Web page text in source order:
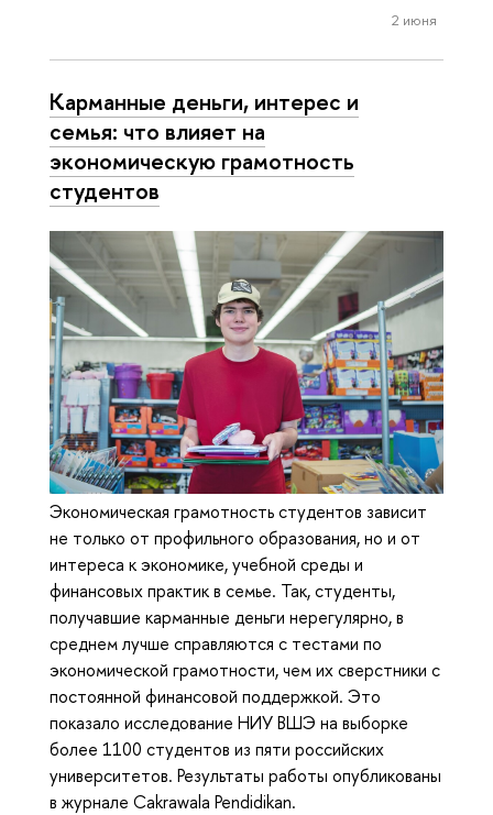
2 июня
Карманные деньги, интерес и
семья: что влияет на
экономическую грамотность
студентов
Экономическая грамотность студентов зависит
не только от профильного образования, но и от
интереса к экономике, учебной среды и
финансовых практик в семье. Так, студенты,
получавшие карманные деньги нерегулярно, в
среднем лучше справляются с тестами по
экономической грамотности, чем их сверстники с
постоянной финансовой поддержкой. Это
показало исследование НИУ ВШЭ на выборке
более 1100 студентов из пяти российских
университетов. Результаты работы опубликованы
в журнале Cakrawala Pendidikan.